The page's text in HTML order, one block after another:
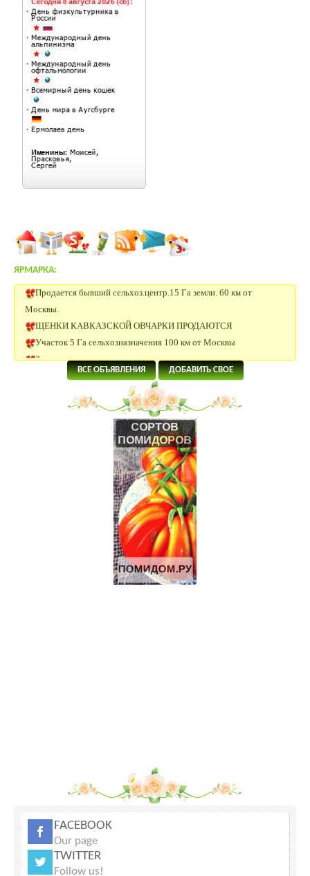
ЯРМАРКА:
Продается бывший сельхоз.центр.15 Га земли. 60 км от
Москвы.
ЩЕНКИ КАВКАЗСКОЙ ОВЧАРКИ ПРОДАЮТСЯ
Участок 5 Га сельхозназначения 100 км от Москвы
Заано-альпы козы.
Сельхоз земля 30 Га Московская область.
20 Га под сельхоз.производство рядом с р.Ока в Калужской
4 Га под поселок в 58 км от Москвы.
5.5 Га под КФХ в Тарусском районе 130 км от Москвы
8.5 Га под ИЖС на берегу р.Лопасня в 54 км от Москвы
19 Га под КФХ в Тарусском районе 130 км от Москвы
Щенки джек-рассел терьера
Щенки джек-рассел терьера
ИЖС 27 Га на берегу озера.
3.2 Га на границе Приокско- террасного биосферного
Дымогенератор для холодного копчения «Вихрь»
ВСЕ ОБЪЯВЛЕНИЯ ДОБАВИТЬ СВОЕ
FACEBOOK
Our page
TWITTER
Follow us!